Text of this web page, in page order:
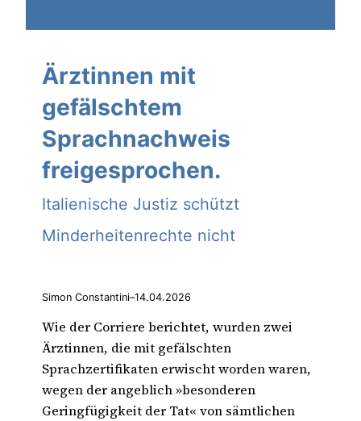
Ärztinnen mit
gefälschtem
Sprachnachweis
freigesprochen.
Italienische Justiz schützt
Minderheitenrechte nicht
Simon Constantini–14.04.2026
Wie der Corriere berichtet, wurden zwei
Ärztinnen, die mit gefälschten
Sprachzertifikaten erwischt worden waren,
wegen der angeblich »besonderen
Geringfügigkeit der Tat« von sämtlichen